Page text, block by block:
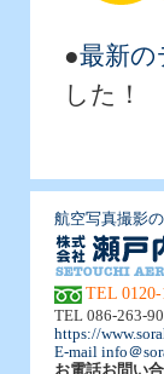
●最新の
した！
航空写真撮影
TEL
TEL 086-263-
https://
E-mail info＠
お電話お問い